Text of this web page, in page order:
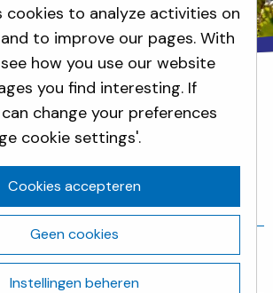
Nieuwe, moderne toekomst voor het
toekomst
Grote
DSM in Delft
februari 4, 2021
cookies to analyze activities on
to improve our pages. With
how you use our website
you find interesting. If
change your preferences
cookie settings'.
Cookies accepteren
Geen cookies
Instellingen beheren